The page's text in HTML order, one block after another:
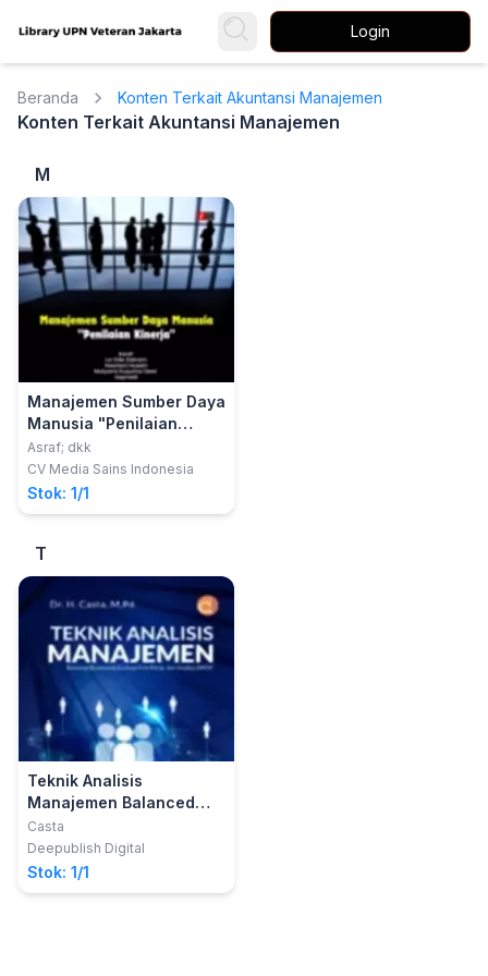
Login
Beranda Konten Terkait Akuntansi Manajemen
Konten Terkait Akuntansi Manajemen
M
Manajemen Sumber Daya
Manusia "Penilaian
Kinerja"
Asraf; dkk
CV Media Sains Indonesia
Stok: 1/1
T
Teknik Analisis
Manajemen Balanced
Scorecard, Evaluasi Kirk
Patric, dan Analisis
SWOT
Casta
Deepublish Digital
Stok: 1/1